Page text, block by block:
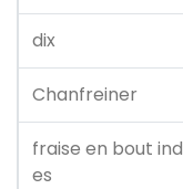
dix
Chanfreiner
fraise en bout
es